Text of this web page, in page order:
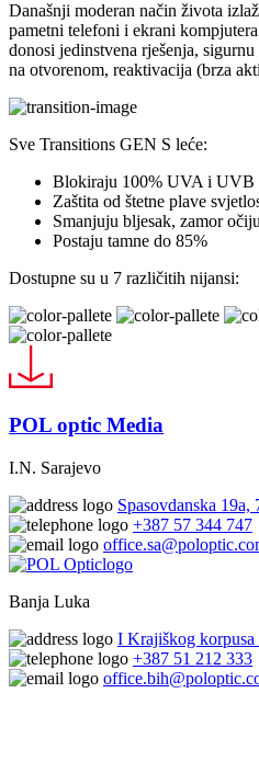
Današnji moderan način života
pametni telefoni i ekrani
donosi jedinstvena rješenja,
na otvorenom, reaktivacija (brza
Sve Transitions GEN S leće:
Blokiraju 100% UVA i UVB
Zaštita od štetne plave
Smanjuju bljesak, zamor
Postaju tamne do 85%
Dostupne su u 7 različitih nijansi:
POL optic Media
I.N. Sarajevo
Spasovdanska 19a,
+387 57 344 747
Banja Luka
I Krajiškog korpusa
+387 51 212 333